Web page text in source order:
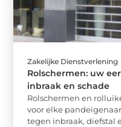
Zakelijke Dienstverlening
Rolschermen: uw
inbraak en schade
Rolschermen en
voor elke
tegen inbraak, diefstal